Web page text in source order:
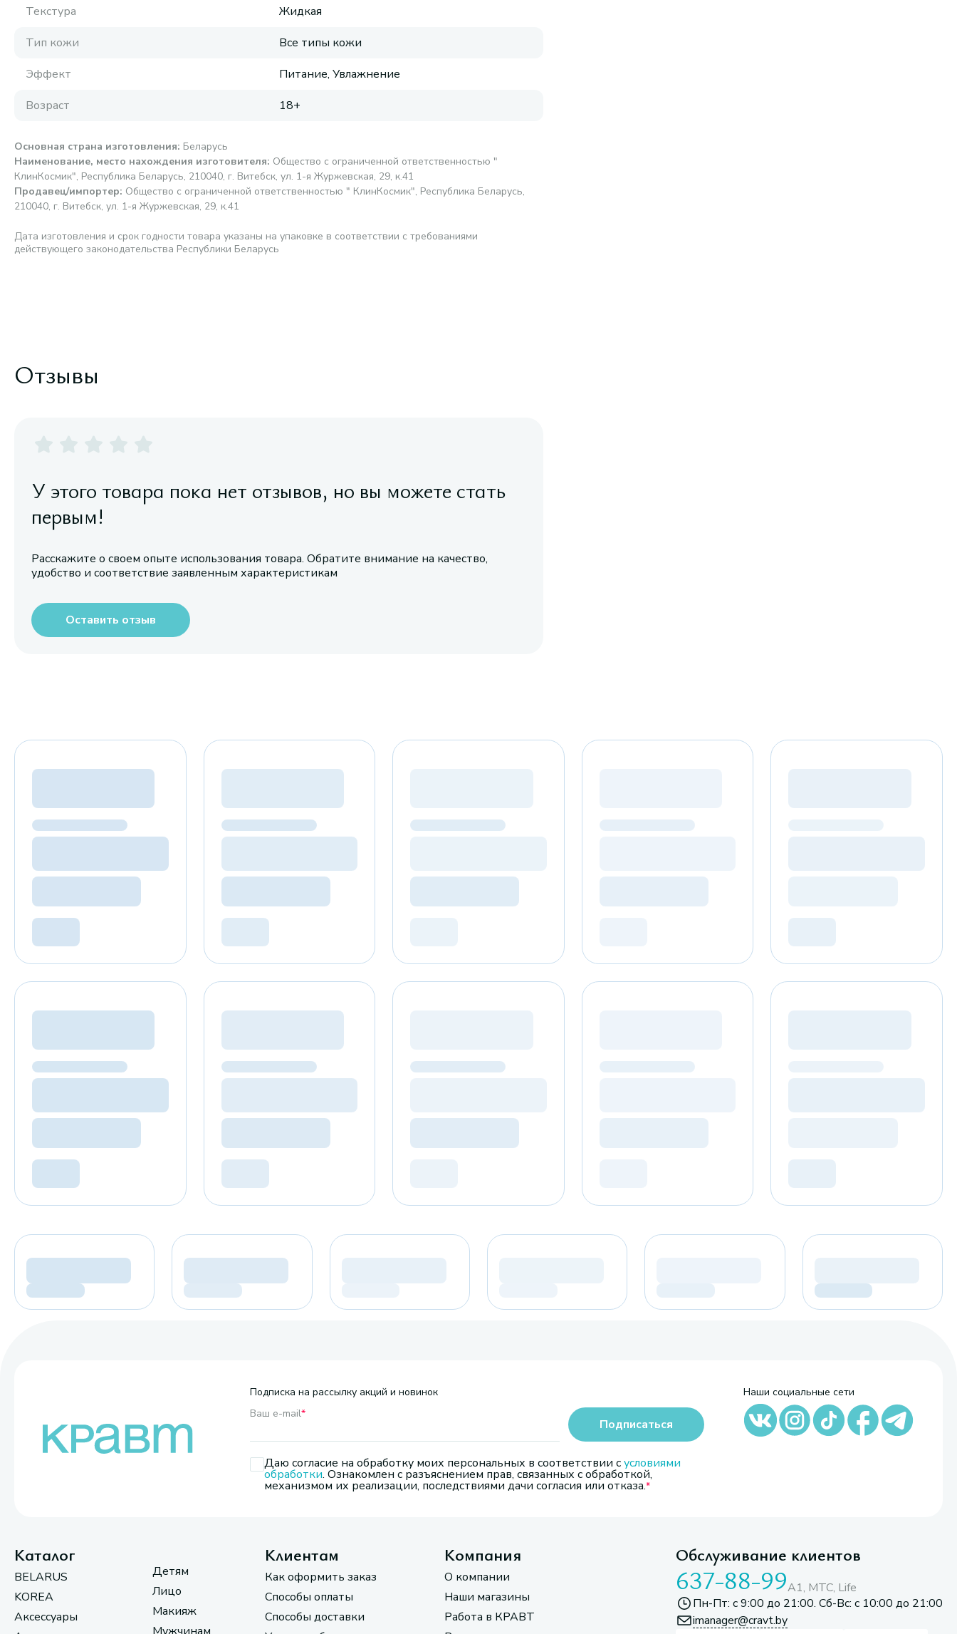
Текстура
Жидкая
Тип кожи
Все типы кожи
Эффект
Питание, Увлажнение
Возраст
18+
Основная страна изготовления: Беларусь
Наименование, место нахождения изготовителя: Общество с ограниченной ответственностью "
КлинКосмик", Республика Беларусь, 210040, г. Витебск, ул. 1-я Журжевская, 29, к.41
Продавец/импортер: Общество с ограниченной ответственностью " КлинКосмик", Республика Беларусь,
210040, г. Витебск, ул. 1-я Журжевская, 29, к.41
Дата изготовления и срок годности товара указаны на упаковке в соответствии с требованиями
действующего законодательства Республики Беларусь
Отзывы
У этого товара пока нет отзывов, но вы можете стать
первым!
Расскажите о своем опыте использования товара. Обратите внимание на качество,
удобство и соответствие заявленным характеристикам
Оставить отзыв
Подписка на рассылку акций и новинок
Ваш e-mail*
Даю согласие на обработку моих персональных в соответствии сусловиями
обработки. Ознакомлен с разъяснением прав, связанных с обработкой,
механизмом их реализации, последствиями дачи согласия или отказа.
Подписаться
Наши социальные сети
Каталог
BELARUS
KOREA
Аксессуары
Детям
Лицо
Макияж
Клиентам
Как оформить заказ
Способы оплаты
Способы доставки
Компания
О компании
Наши магазины
Работа в КРАВТ
Обслуживание клиентов
637-88-99A1, МТС, Life
Пн-Пт: с 9:00 до 21:00. Сб-Вс: с 10:00 до 21:00
imanager@cravt.by